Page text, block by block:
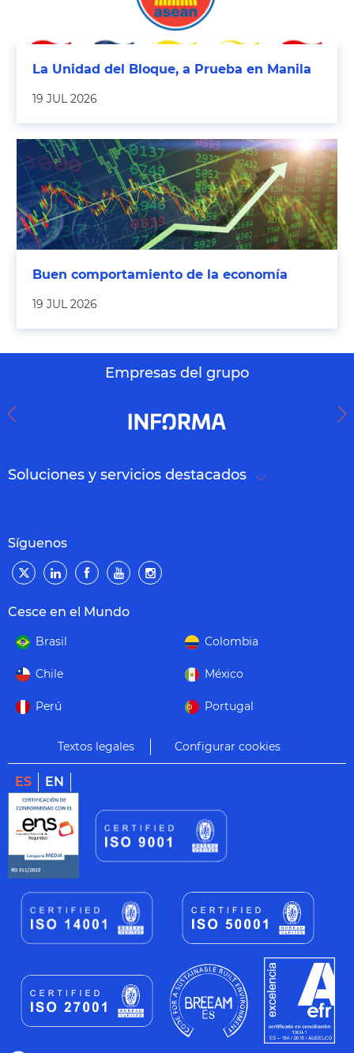
La Unidad del Bloque, a Prueba en Manila
19 JUL 2026
Buen comportamiento de la economía
19 JUL 2026
Empresas del grupo
Soluciones y servicios destacados
Síguenos
Cesce en el Mundo
Brasil Colombia
Chile México
Perú Portugal
Textos legales Configurar cookies
ES EN